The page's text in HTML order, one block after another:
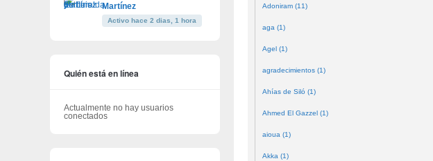
Adoniram (11)
aga (1)
Agel (1)
agradecimientos (1)
Ahías de Siló (1)
Ahmed El Gazzel (1)
aioua (1)
Akka (1)
Martínez
Activo hace 2 dias, 1 hora
Quién está en línea
Actualmente no hay usuarios
conectados